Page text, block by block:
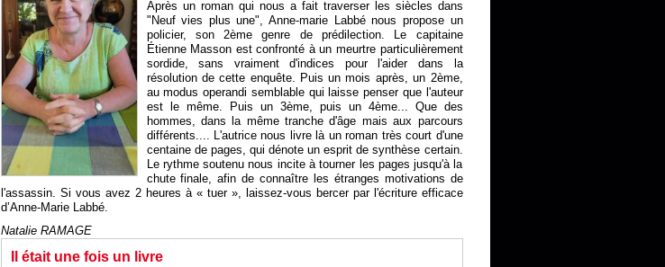
Après un roman qui nous a fait traverser les siècles dans
"Neuf vies plus une", Anne-marie Labbé nous propose un
policier, son 2ème genre de prédilection. Le capitaine
Étienne Masson est confronté à un meurtre particulièrement
sordide, sans vraiment d'indices pour l'aider dans la
résolution de cette enquête. Puis un mois après, un 2ème,
au modus operandi semblable qui laisse penser que l'auteur
est le même. Puis un 3ème, puis un 4ème... Que des
hommes, dans la même tranche d'âge mais aux parcours
différents.... L'autrice nous livre là un roman très court d'une
centaine de pages, qui dénote un esprit de synthèse certain.
Le rythme soutenu nous incite à tourner les pages jusqu'à la
chute finale, afin de connaître les étranges motivations de
l'assassin. Si vous avez 2 heures à « tuer », laissez-vous bercer par l'écriture efficace
d’Anne-Marie Labbé.
Natalie RAMAGE
Il était une fois un livre